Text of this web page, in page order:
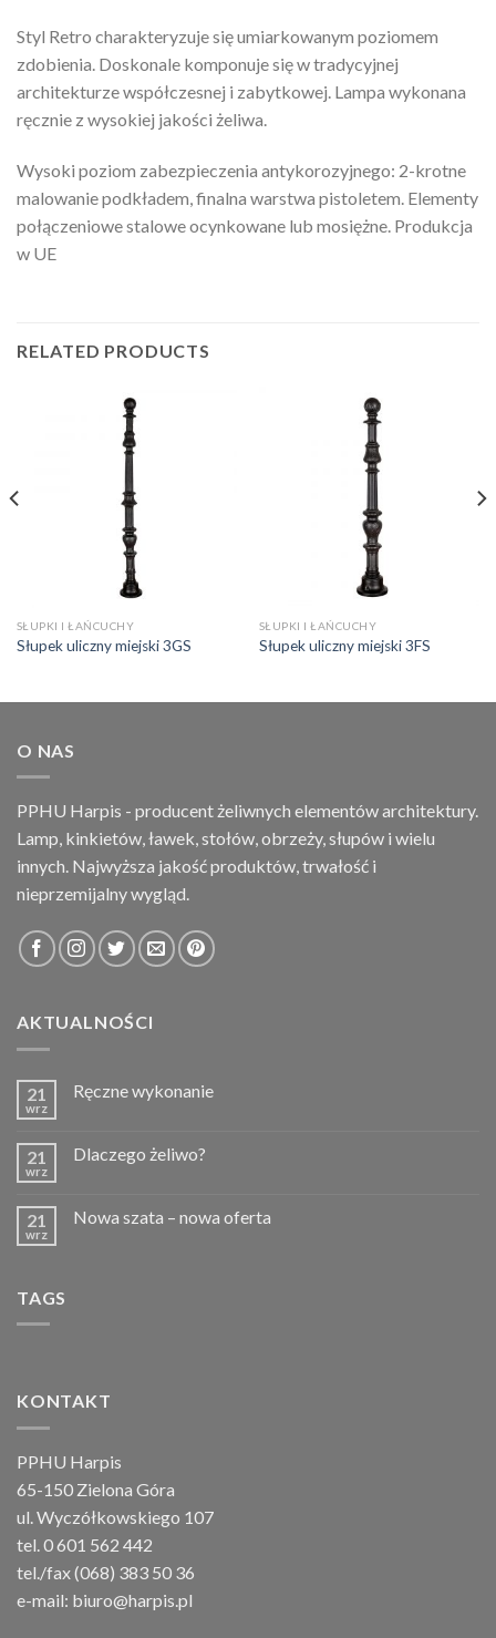
Styl Retro charakteryzuje się umiarkowanym poziomem
zdobienia. Doskonale komponuje się w tradycyjnej
architekturze współczesnej i zabytkowej. Lampa wykonana
ręcznie z wysokiej jakości żeliwa.
Wysoki poziom zabezpieczenia antykorozyjnego: 2-krotne
malowanie podkładem, finalna warstwa pistoletem. Elementy
połączeniowe stalowe ocynkowane lub mosiężne. Produkcja
w UE
RELATED PRODUCTS
SŁUPKI I ŁAŃCUCHY
Słupek uliczny miejski 3GS
SŁUPKI I ŁAŃCUCHY
Słupek uliczny miejski 3FS
O NAS
PPHU Harpis - producent żeliwnych elementów architektury.
Lamp, kinkietów, ławek, stołów, obrzeży, słupów i wielu
innych. Najwyższa jakość produktów, trwałość i
nieprzemijalny wygląd.
AKTUALNOŚCI
21
wrz
Ręczne wykonanie
21
wrz
Dlaczego żeliwo?
21
wrz
Nowa szata – nowa oferta
TAGS
KONTAKT
PPHU Harpis
65-150 Zielona Góra
ul. Wyczółkowskiego 107
tel. 0 601 562 442
tel./fax (068) 383 50 36
e-mail: biuro@harpis.pl